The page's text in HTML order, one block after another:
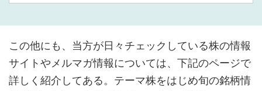
この他にも、当方が日々チェックしている株の情報
サイトやメルマガ情報については、下記のページで
詳しく紹介してある。テーマ株をはじめ旬の銘柄情